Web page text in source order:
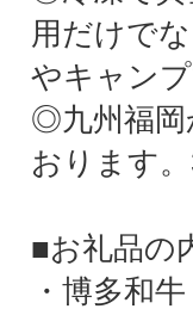
用だけで
やキャン
◎九州福岡
おります
■お礼品の
・博多和